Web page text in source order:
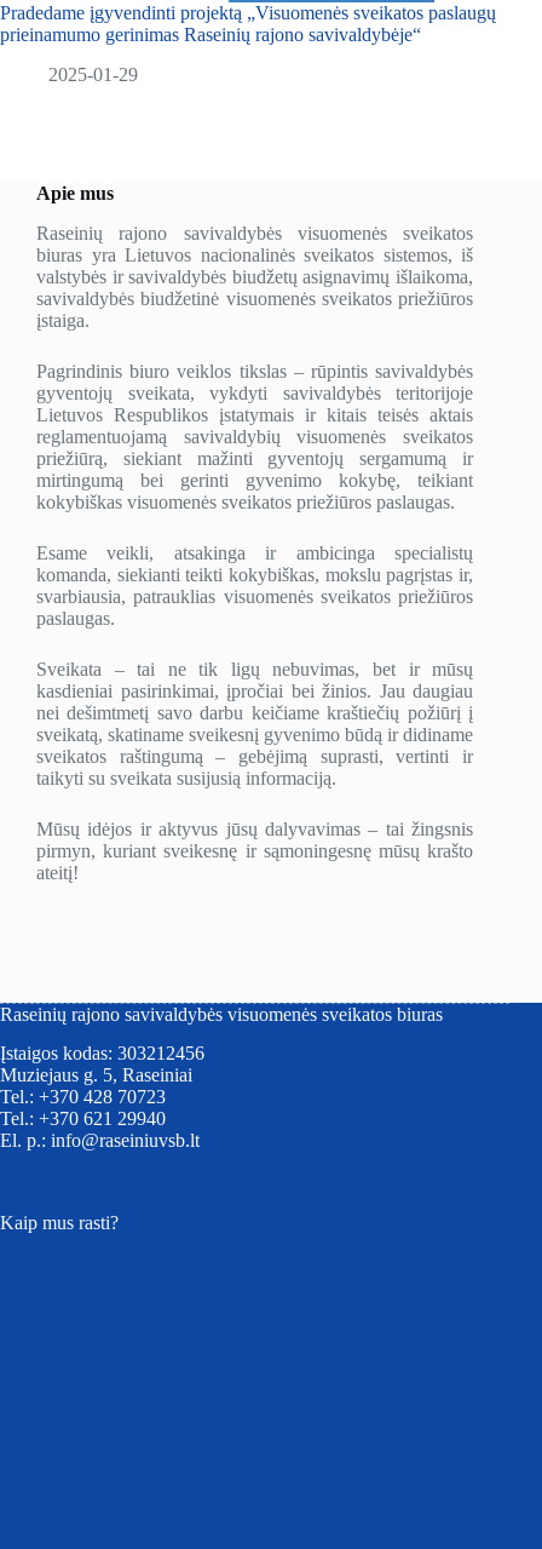
Pradedame įgyvendinti projektą „Visuomenės sveikatos paslaugų
prieinamumo gerinimas Raseinių rajono savivaldybėje“
2025-01-29
Apie mus
Raseinių rajono savivaldybės visuomenės sveikatos
biuras yra Lietuvos nacionalinės sveikatos sistemos, iš
valstybės ir savivaldybės biudžetų asignavimų išlaikoma,
savivaldybės biudžetinė visuomenės sveikatos priežiūros
įstaiga.
Pagrindinis biuro veiklos tikslas – rūpintis savivaldybės
gyventojų sveikata, vykdyti savivaldybės teritorijoje
Lietuvos Respublikos įstatymais ir kitais teisės aktais
reglamentuojamą savivaldybių visuomenės sveikatos
priežiūrą, siekiant mažinti gyventojų sergamumą ir
mirtingumą bei gerinti gyvenimo kokybę, teikiant
kokybiškas visuomenės sveikatos priežiūros paslaugas.
Esame veikli, atsakinga ir ambicinga specialistų
komanda, siekianti teikti kokybiškas, mokslu pagrįstas ir,
svarbiausia, patrauklias visuomenės sveikatos priežiūros
paslaugas.
Sveikata – tai ne tik ligų nebuvimas, bet ir mūsų
kasdieniai pasirinkimai, įpročiai bei žinios. Jau daugiau
nei dešimtmetį savo darbu keičiame kraštiečių požiūrį į
sveikatą, skatiname sveikesnį gyvenimo būdą ir didiname
sveikatos raštingumą – gebėjimą suprasti, vertinti ir
taikyti su sveikata susijusią informaciją.
Mūsų idėjos ir aktyvus jūsų dalyvavimas – tai žingsnis
pirmyn, kuriant sveikesnę ir sąmoningesnę mūsų krašto
ateitį!
Raseinių rajono savivaldybės visuomenės sveikatos biuras
Įstaigos kodas: 303212456
Muziejaus g. 5, Raseiniai
Tel.: +370 428 70723
Tel.: +370 621 29940
El. p.: info@raseiniuvsb.lt
Kaip mus rasti?